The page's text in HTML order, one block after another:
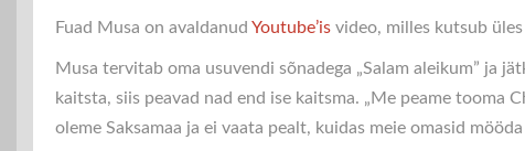
Fuad Musa on avaldanud Youtube’is video, milles kutsub
Musa tervitab oma usuvendi sõnadega „Salam aleikum” ja
kaitsta, siis peavad nad end ise kaitsma. „Me peame tooma
oleme Saksamaa ja ei vaata pealt, kuidas meie omasid